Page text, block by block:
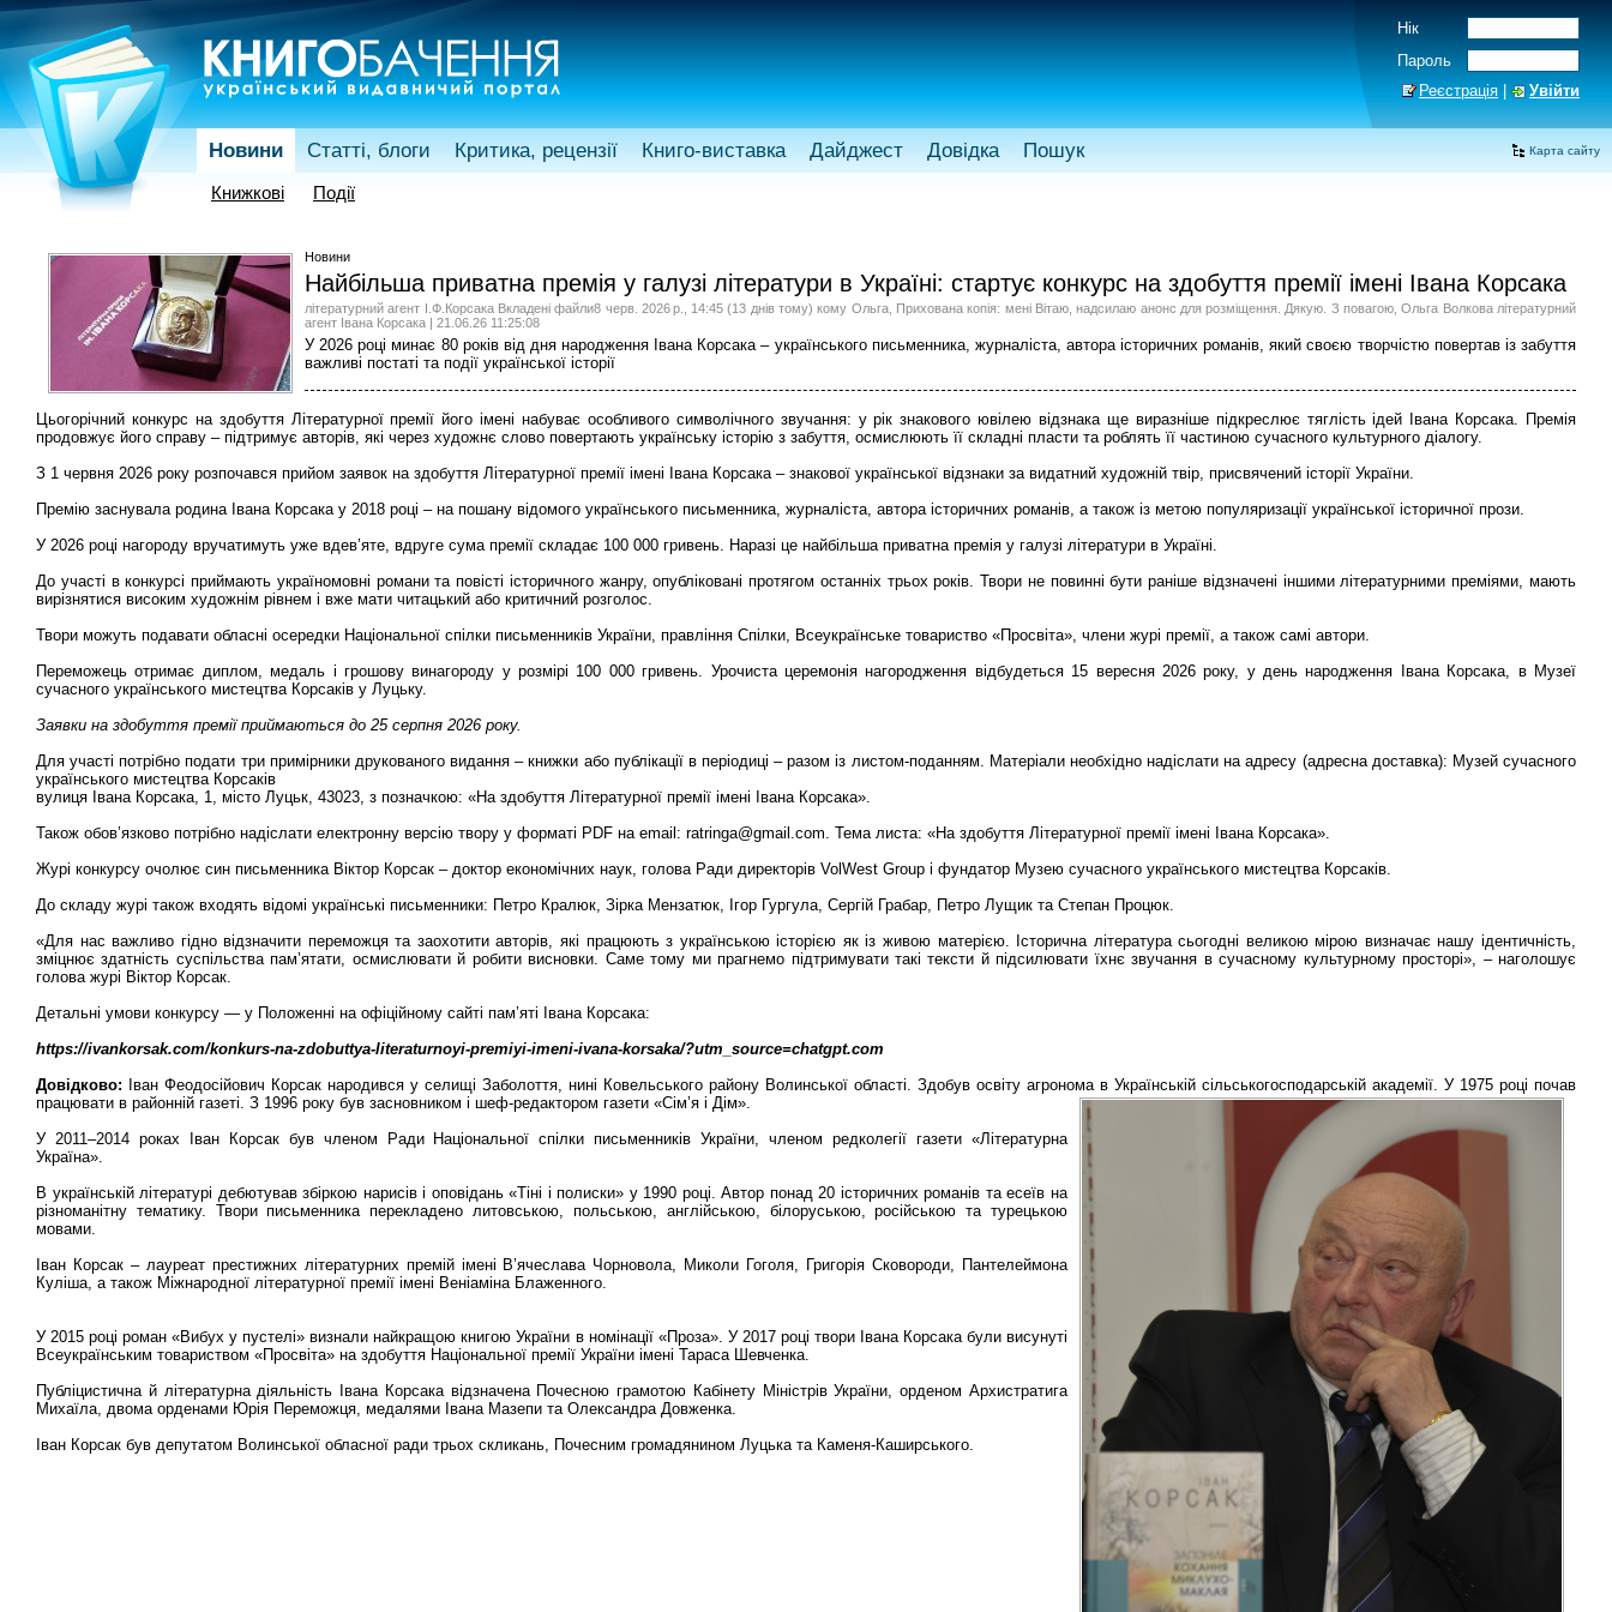
Нік
Пароль
Реєстрація
Увійти
Карта сайту
Новини Статті, блоги Критика, рецензії Книго-виставка Дайджест Довідка Пошук
Книжкові Події
Новини
Найбільша приватна премія у галузі літератури в Україні: стартує конкурс на здобуття премії імені Івана Корсака
літературний агент І.Ф.Корсака Вкладені файли8 черв. 2026 р., 14:45 (13 днів тому) кому Ольга, Прихована копія: мені Вітаю, надсилаю анонс для розміщення. Дякую. З повагою, Ольга Волкова літературний
агент Івана Корсака | 21.06.26 11:25:08
У 2026 році минає 80 років від дня народження Івана Корсака – українського письменника, журналіста, автора історичних романів, який своєю творчістю повертав із забуття
важливі постаті та події української історії
Цьогорічний конкурс на здобуття Літературної премії його імені набуває особливого символічного звучання: у рік знакового ювілею відзнака ще виразніше підкреслює тяглість ідей Івана Корсака. Премія
продовжує його справу – підтримує авторів, які через художнє слово повертають українську історію з забуття, осмислюють її складні пласти та роблять її частиною сучасного культурного діалогу.
З 1 червня 2026 року розпочався прийом заявок на здобуття Літературної премії імені Івана Корсака – знакової української відзнаки за видатний художній твір, присвячений історії України.
Премію заснувала родина Івана Корсака у 2018 році – на пошану відомого українського письменника, журналіста, автора історичних романів, а також із метою популяризації української історичної прози.
У 2026 році нагороду вручатимуть уже вдев’яте, вдруге сума премії складає 100 000 гривень. Наразі це найбільша приватна премія у галузі літератури в Україні.
До участі в конкурсі приймають україномовні романи та повісті історичного жанру, опубліковані протягом останніх трьох років. Твори не повинні бути раніше відзначені іншими літературними преміями, мають
вирізнятися високим художнім рівнем і вже мати читацький або критичний розголос.
Твори можуть подавати обласні осередки Національної спілки письменників України, правління Спілки, Всеукраїнське товариство «Просвіта», члени журі премії, а також самі автори.
Переможець отримає диплом, медаль і грошову винагороду у розмірі 100 000 гривень. Урочиста церемонія нагородження відбудеться 15 вересня 2026 року, у день народження Івана Корсака, в Музеї
сучасного українського мистецтва Корсаків у Луцьку.
Заявки на здобуття премії приймаються до 25 серпня 2026 року.
Для участі потрібно подати три примірники друкованого видання – книжки або публікації в періодиці – разом із листом-поданням. Матеріали необхідно надіслати на адресу (адресна доставка): Музей сучасного
українського мистецтва Корсаків
вулиця Івана Корсака, 1, місто Луцьк, 43023, з позначкою: «На здобуття Літературної премії імені Івана Корсака».
Також обов’язково потрібно надіслати електронну версію твору у форматі PDF на email: ratringa@gmail.com. Тема листа: «На здобуття Літературної премії імені Івана Корсака».
Журі конкурсу очолює син письменника Віктор Корсак – доктор економічних наук, голова Ради директорів VolWest Group і фундатор Музею сучасного українського мистецтва Корсаків.
До складу журі також входять відомі українські письменники: Петро Кралюк, Зірка Мензатюк, Ігор Гургула, Сергій Грабар, Петро Лущик та Степан Процюк.
«Для нас важливо гідно відзначити переможця та заохотити авторів, які працюють з українською історією як із живою матерією. Історична література сьогодні великою мірою визначає нашу ідентичність,
зміцнює здатність суспільства пам’ятати, осмислювати й робити висновки. Саме тому ми прагнемо підтримувати такі тексти й підсилювати їхнє звучання в сучасному культурному просторі», – наголошує
голова журі Віктор Корсак.
Детальні умови конкурсу — у Положенні на офіційному сайті пам’яті Івана Корсака:
https://ivankorsak.com/konkurs-na-zdobuttya-literaturnoyi-premiyi-imeni-ivana-korsaka/?utm_source=chatgpt.com
Довідково: Іван Феодосійович Корсак народився у селищі Заболоття, нині Ковельського району Волинської області. Здобув освіту агронома в Українській сільськогосподарській академії. У 1975 році почав
працювати в районній газеті. З 1996 року був засновником і шеф-редактором газети «Сім’я і Дім».
У 2011–2014 роках Іван Корсак був членом Ради Національної спілки письменників України, членом редколегії газети «Літературна
Україна».
В українській літературі дебютував збіркою нарисів і оповідань «Тіні і полиски» у 1990 році. Автор понад 20 історичних романів та есеїв на
різноманітну тематику. Твори письменника перекладено литовською, польською, англійською, білоруською, російською та турецькою
мовами.
Іван Корсак – лауреат престижних літературних премій імені В’ячеслава Чорновола, Миколи Гоголя, Григорія Сковороди, Пантелеймона
Куліша, а також Міжнародної літературної премії імені Веніаміна Блаженного.
У 2015 році роман «Вибух у пустелі» визнали найкращою книгою України в номінації «Проза». У 2017 році твори Івана Корсака були висунуті
Всеукраїнським товариством «Просвіта» на здобуття Національної премії України імені Тараса Шевченка.
Публіцистична й літературна діяльність Івана Корсака відзначена Почесною грамотою Кабінету Міністрів України, орденом Архистратига
Михаїла, двома орденами Юрія Переможця, медалями Івана Мазепи та Олександра Довженка.
Іван Корсак був депутатом Волинської обласної ради трьох скликань, Почесним громадянином Луцька та Каменя-Каширського.